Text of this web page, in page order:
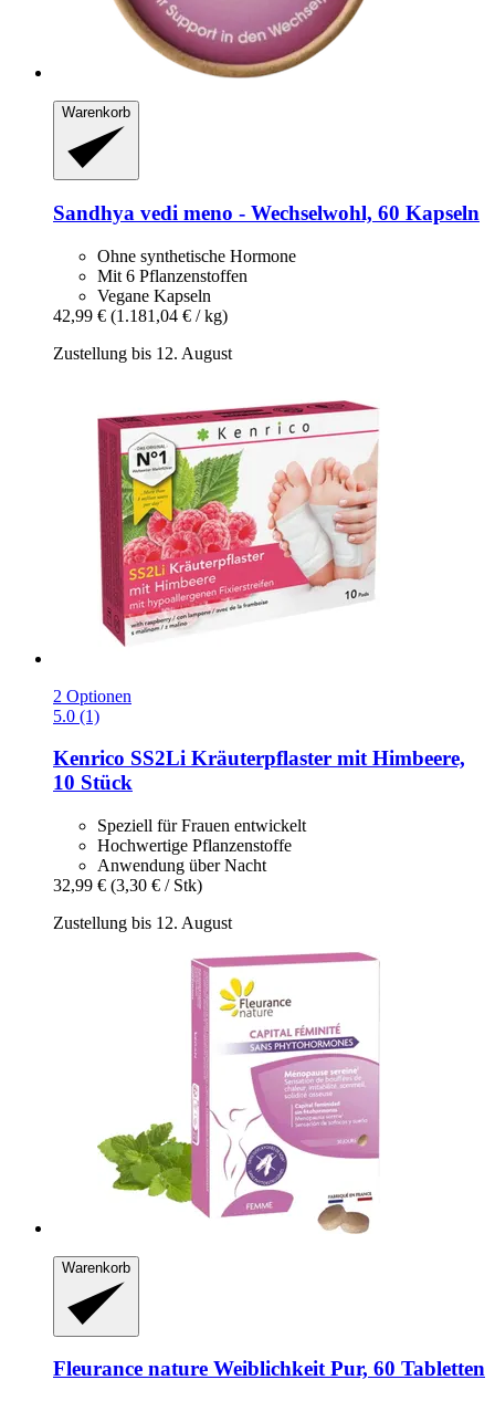
Warenkorb
Sandhya vedi meno -​ Wechselwohl, 60 Kapseln
Ohne synthetische Hormone
Mit 6 Pflanzenstoffen
Vegane Kapseln
42,99 € (1.181,04 € / kg)
Zustellung bis 12. August
2 Optionen
5.0 (1)
Kenrico SS2Li Kräuterpflaster mit Himbeere,
10 Stück
Speziell für Frauen entwickelt
Hochwertige Pflanzenstoffe
Anwendung über Nacht
32,99 € (3,30 € / Stk)
Zustellung bis 12. August
Warenkorb
Fleurance nature Weiblichkeit Pur, 60 Tabletten